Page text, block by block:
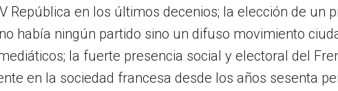
República en los últimos decenios; la elección de un
había ningún partido sino un difuso movimiento
la fuerte presencia social y electoral del
en la sociedad francesa desde los años sesenta